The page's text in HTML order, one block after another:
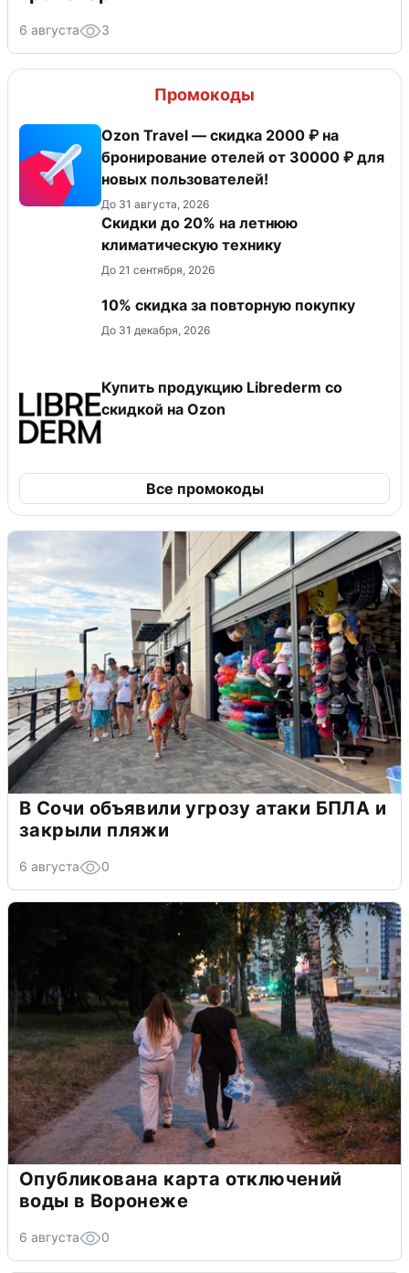
6 августа 3
Промокоды
Ozon Travel — скидка 2000 ₽ на
бронирование отелей от 30000 ₽ для
новых пользователей!
До 31 августа, 2026
Скидки до 20% на летнюю
климатическую технику
До 21 сентября, 2026
10% скидка за повторную покупку
До 31 декабря, 2026
Купить продукцию Librederm со
скидкой на Ozon
Все промокоды
В Сочи объявили угрозу атаки БПЛА и
закрыли пляжи
6 августа 0
Опубликована карта отключений
воды в Воронеже
6 августа 0